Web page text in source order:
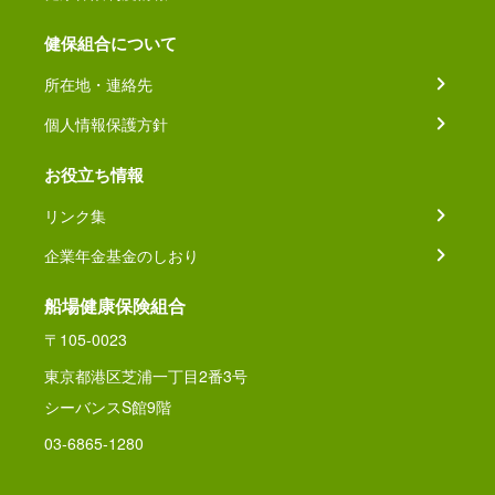
健保組合について
所在地・連絡先
個人情報保護方針
お役立ち情報
リンク集
企業年金基金のしおり
船場健康保険組合
〒105-0023
東京都港区芝浦一丁目2番3号
シーバンスS館9階
03-6865-1280